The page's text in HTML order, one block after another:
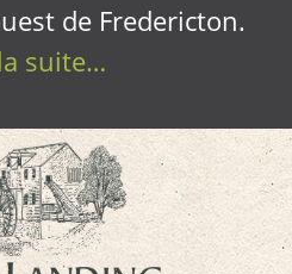
de Fredericton.
suite…